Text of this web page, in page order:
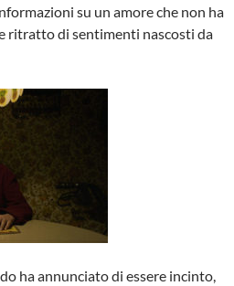
su un amore che non ha
ritratto di sentimenti nascosti da
ha annunciato di essere incinto,